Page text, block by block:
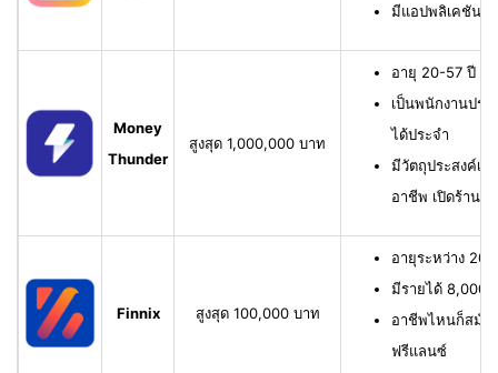
มีแอปพลิเคชัน
Money
Thunder
สูงสุด 1,000,000 บาท
อายุ 20-57 ปี มี
เป็นพนักงานปร
ได้ประจำ
มีวัตถุประสงค์เพื่
อาชีพ เปิดร้าน
Finnix สูงสุด 100,000 บาท
อายุระหว่าง
มีรายได้ 8,000
อาชีพไหนก็สมัค
ฟรีแลนซ์